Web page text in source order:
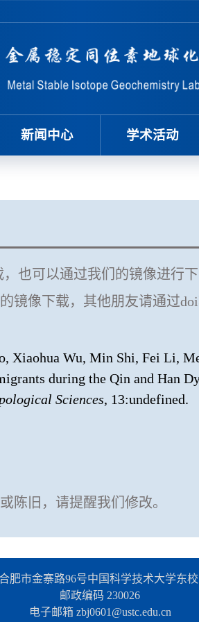
新闻中心 学术活动
也可以通过我们的镜像进行下
镜像下载，其他朋友请通过doi
Xiaohua Wu, Min Shi, Fei Li,
during the Qin and Han
Sciences, 13:undefined.
陈旧，请提醒我们修改。
肥市金寨路96号中国科学技术大学东
邮政编码 230026
电子邮箱 zbj0601@ustc.edu.cn